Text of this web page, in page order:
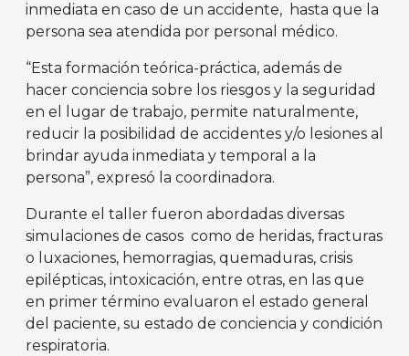
inmediata en caso de un accidente, hasta que la
persona sea atendida por personal médico.
“Esta formación teórica-práctica, además de
hacer conciencia sobre los riesgos y la seguridad
en el lugar de trabajo, permite naturalmente,
reducir la posibilidad de accidentes y/o lesiones al
brindar ayuda inmediata y temporal a la
persona”, expresó la coordinadora.
Durante el taller fueron abordadas diversas
simulaciones de casos como de heridas, fracturas
o luxaciones, hemorragias, quemaduras, crisis
epilépticas, intoxicación, entre otras, en las que
en primer término evaluaron el estado general
del paciente, su estado de conciencia y condición
respiratoria.